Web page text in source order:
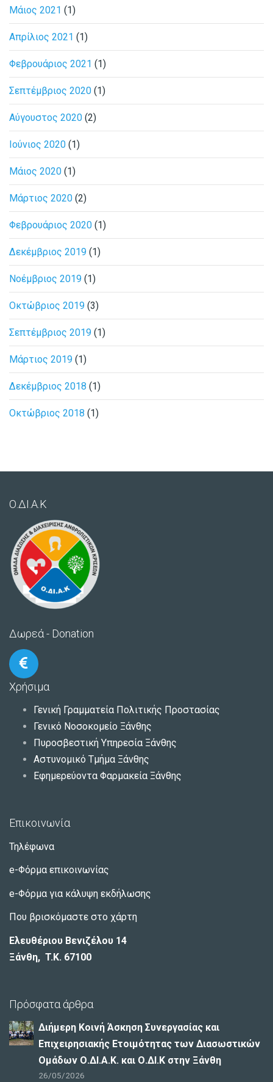
Μάιος 2021 (1)
Απρίλιος 2021 (1)
Φεβρουάριος 2021 (1)
Σεπτέμβριος 2020 (1)
Αύγουστος 2020 (2)
Ιούνιος 2020 (1)
Μάιος 2020 (1)
Μάρτιος 2020 (2)
Φεβρουάριος 2020 (1)
Δεκέμβριος 2019 (1)
Νοέμβριος 2019 (1)
Οκτώβριος 2019 (3)
Σεπτέμβριος 2019 (1)
Μάρτιος 2019 (1)
Δεκέμβριος 2018 (1)
Οκτώβριος 2018 (1)
Ο.ΔΙ.Α.Κ
Δωρεά - Donation
Χρήσιμα
Γενική Γραμματεία Πολιτικής Προστασίας
Γενικό Νοσοκομείο Ξάνθης
Πυροσβεστική Υπηρεσία Ξάνθης
Αστυνομικό Τμήμα Ξάνθης
Εφημερεύοντα Φαρμακεία Ξάνθης
Επικοινωνία
Τηλέφωνα
e-Φόρμα επικοινωνίας
e-Φόρμα για κάλυψη εκδήλωσης
Που βρισκόμαστε στο χάρτη
Ελευθέριου Βενιζέλου 14
Ξάνθη, T.K. 67100
Πρόσφατα άρθρα
Διήμερη Κοινή Άσκηση Συνεργασίας και
Επιχειρησιακής Ετοιμότητας των Διασωστικών
Ομάδων Ο.ΔΙ.Α.Κ. και Ο.ΔΙ.Κ στην Ξάνθη
26/05/2026